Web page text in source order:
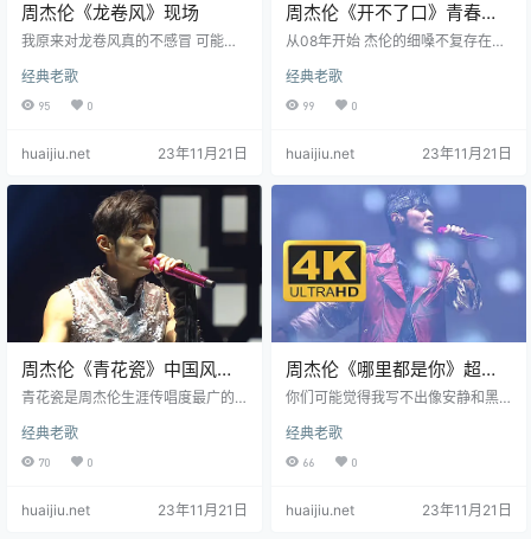
周杰伦《龙卷风》现场
我原来对龙卷风真的不感冒 可能是
听 但是没到天天循环、爆炸喜欢的
地步 谁能想到 在距离我第一次听到
像龙卷风一样的爱情吧 在收录该曲
歌曲的作曲、作词、编曲、合声，
同时，请来同门师姐徐若瑄为他填
写《龙卷风》的歌词。他表示徐若
瑄是一个可爱的女人，很有才华，
写的词很有想象力，正好…
经典老歌
95 0
huaijiu.net 23年11月21日
周杰伦《开不了口》青春的
回忆！
从08年开始 杰伦的细嗓不复存在
降，虽然13年换了唱法，声音高亢
共鸣强，但没有回升他的音域，现
是有难度的，例如新加坡那场，开
北持续a4也很用力，但好听是真的
好听啊 《开不了口》由周杰伦作
曲，徐若瑄填词。这首歌曲是周杰
伦以生离死别为主题创作的一首抒
情作品。《开不了口》是经由…
经典老歌
99 0
huaijiu.net 23年11月21日
周杰伦《青花瓷》中国风天
花板
青花瓷是周杰伦生涯传唱度最广的
已经达到至臻化境的不能再完美的
程度，我自己也没有再从他或者其
实至名归 青花瓷——周杰伦 素胚勾
经典老歌
70 0
huaijiu.net 23年11月21日
周杰伦《哪里都是你》超感
人现场
你们可能觉得我写不出像安静和黑
回忆已经帮你们加了分了，我觉得
最新专辑十二新作中的《哪里都是
我现在讲的没错。我已经超越我自
经典老歌
66 0
huaijiu.net 23年11月21日